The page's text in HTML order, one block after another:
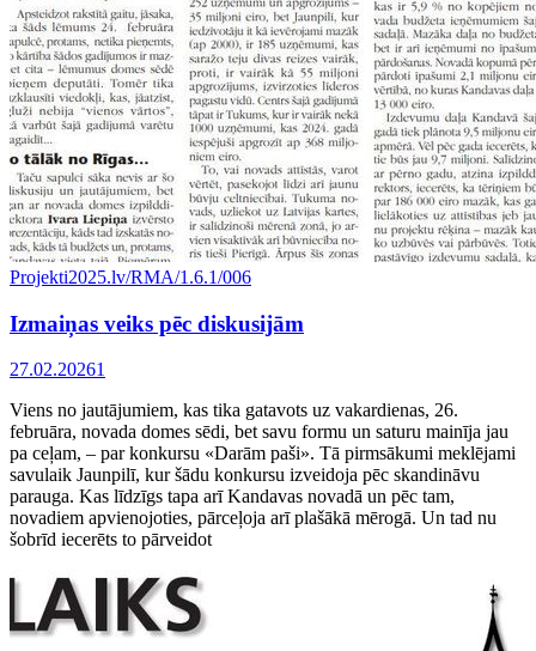
Projekti2025.lv/RMA/1.6.1/006
Izmaiņas veiks pēc diskusijām
27.02.20261
Viens no jautājumiem, kas tika gatavots uz vakardienas, 26.
februāra, novada domes sēdi, bet savu formu un saturu mainīja jau
pa ceļam, – par konkursu «Darām paši». Tā pirmsākumi meklējami
savulaik Jaunpilī, kur šādu konkursu izveidoja pēc skandināvu
parauga. Kas līdzīgs tapa arī Kandavas novadā un pēc tam,
novadiem apvienojoties, pārceļoja arī plašākā mērogā. Un tad nu
šobrīd iecerēts to pārveidot